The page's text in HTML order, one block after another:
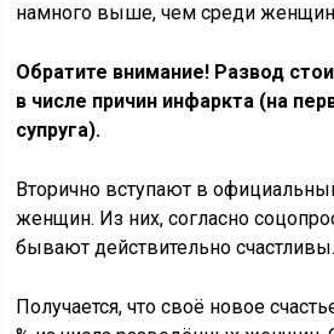
намного выше, чем среди
Обратите внимание! Развод
в числе причин инфаркта (на
супруга).
Вторично вступают в
женщин. Из них, согласно
бывают действительно счастливы.
Получается, что своё новое